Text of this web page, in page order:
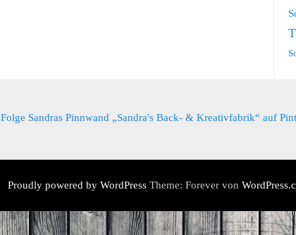
Folge Sandras Pinnwand „Sandra's Back- & Kreativfabrik“ auf
Proudly powered by WordPressTheme: Forever von